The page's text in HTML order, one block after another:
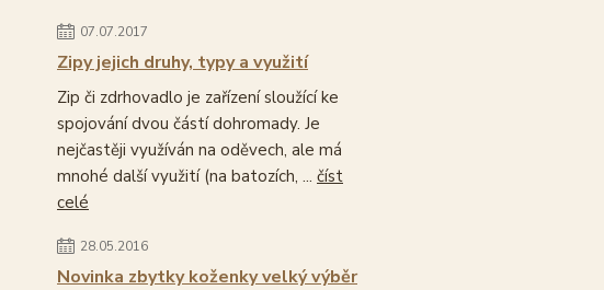
07.07.2017
Zipy jejich druhy, typy a využití
Zip či zdrhovadlo je zařízení sloužící ke
spojování dvou částí dohromady. Je
nejčastěji využíván na oděvech, ale má
mnohé další využití (na batozích, ... číst
celé
28.05.2016
Novinka zbytky koženky velký výběr